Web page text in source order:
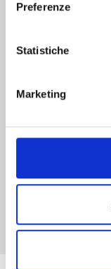
Preferenze
Statistiche
Marketing